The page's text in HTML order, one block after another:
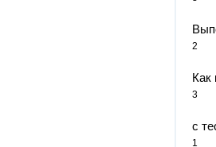
2
Как
3
с
1